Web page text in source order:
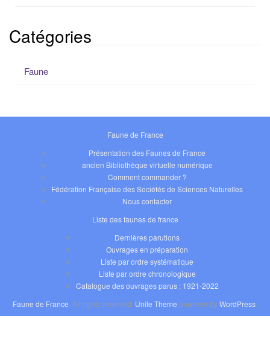
Catégories
Faune
Faune de France
Présentation des Faunes de France
ancien Bibliothèque virtuelle numérique
Comment commander ?
Fédération Française des Sociétés de Sciences Naturelles
Nous contacter
Liste des faunes de france
Dernières parutions
Ouvrages en préparation
Liste par ordre systématique
Liste par ordre chronologique
Catalogue des ouvrages parus : 1921-2022
Faune de France . All rights reserved. Unite Theme powered byWordPress